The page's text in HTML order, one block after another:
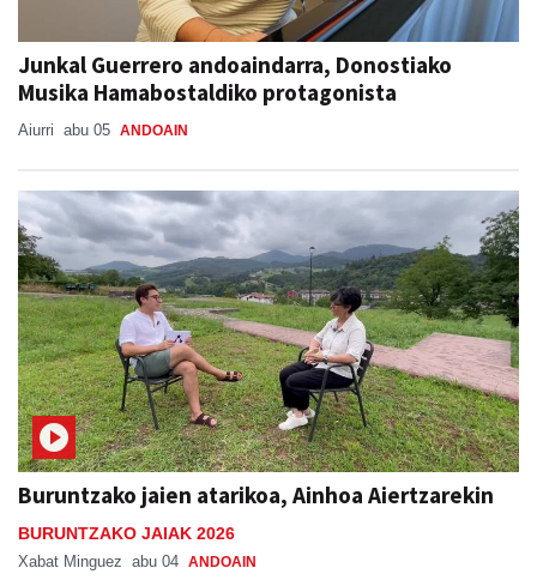
Junkal Guerrero andoaindarra, Donostiako
Musika Hamabostaldiko protagonista
Aiurri abu 05 ANDOAIN
Buruntzako jaien atarikoa, Ainhoa Aiertzarekin
BURUNTZAKO JAIAK 2026
Xabat Minguez abu 04 ANDOAIN